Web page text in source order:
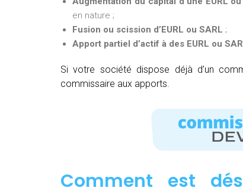
en nature ;
Fusion ou scission d’EURL ou SARL ;
Apport partiel d’actif à des EURL ou
Si votre société dispose déjà d’un
commissaire aux apports.
Comment est